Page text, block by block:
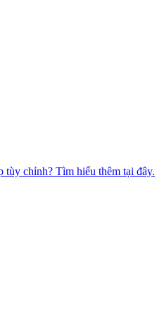
tùy chỉnh? Tìm hiểu thêm tại đây.